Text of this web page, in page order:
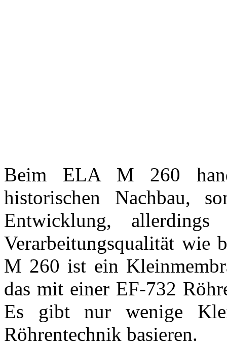
Beim ELA M 260
historischen Nachbau,
Entwicklung,
Verarbeitungsqualität wie
M 260 ist ein
das mit einer EF-732
Es gibt nur wenige
Röhrentechnik basieren.